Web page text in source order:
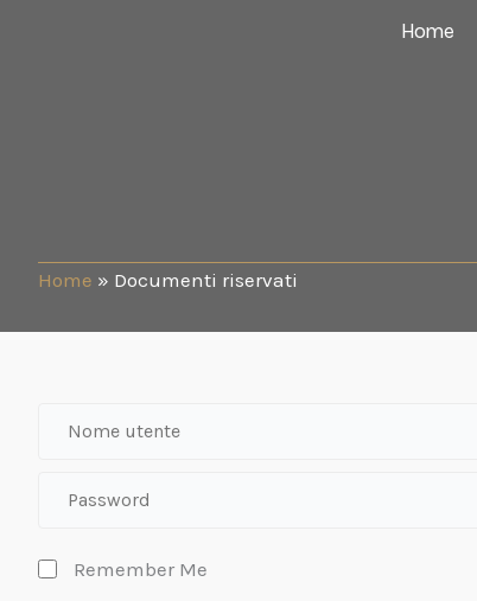
Home
Home » Documenti riservati
Remember Me